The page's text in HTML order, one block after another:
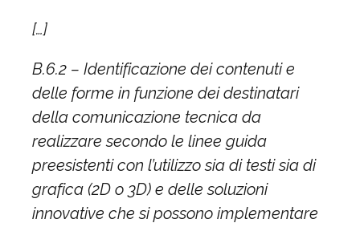
[…]
B.6.2 – Identificazione dei contenuti e
delle forme in funzione dei destinatari
della comunicazione tecnica da
realizzare secondo le linee guida
preesistenti con l’utilizzo sia di testi sia di
grafica (2D o 3D) e delle soluzioni
innovative che si possono implementare